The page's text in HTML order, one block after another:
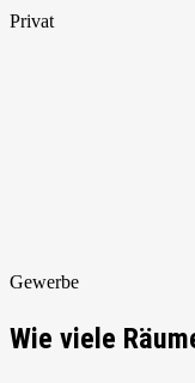
Privat
Gewerbe
Wie viele